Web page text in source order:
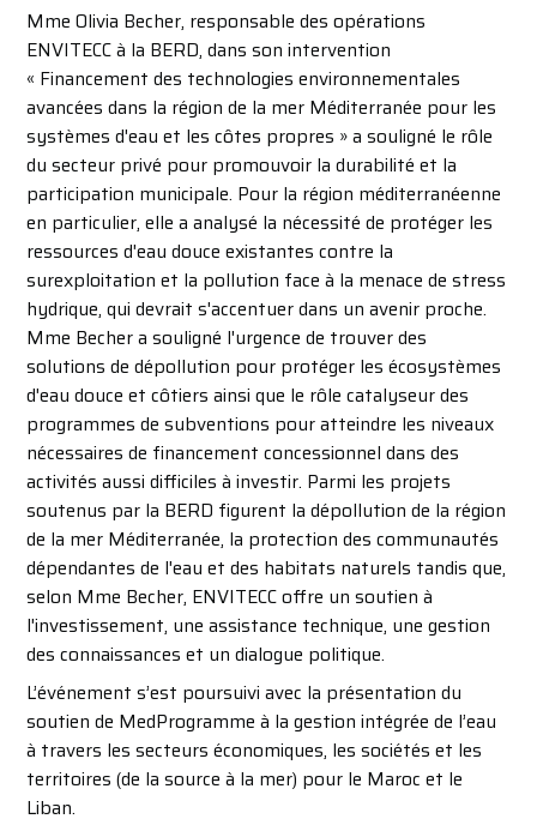
Mme Olivia Becher, responsable des opérations
ENVITECC à la BERD, dans son intervention
« Financement des technologies environnementales
avancées dans la région de la mer Méditerranée pour les
systèmes d'eau et les côtes propres » a souligné le rôle
du secteur privé pour promouvoir la durabilité et la
participation municipale. Pour la région méditerranéenne
en particulier, elle a analysé la nécessité de protéger les
ressources d'eau douce existantes contre la
surexploitation et la pollution face à la menace de stress
hydrique, qui devrait s'accentuer dans un avenir proche.
Mme Becher a souligné l'urgence de trouver des
solutions de dépollution pour protéger les écosystèmes
d'eau douce et côtiers ainsi que le rôle catalyseur des
programmes de subventions pour atteindre les niveaux
nécessaires de financement concessionnel dans des
activités aussi difficiles à investir. Parmi les projets
soutenus par la BERD figurent la dépollution de la région
de la mer Méditerranée, la protection des communautés
dépendantes de l'eau et des habitats naturels tandis que,
selon Mme Becher, ENVITECC offre un soutien à
l'investissement, une assistance technique, une gestion
des connaissances et un dialogue politique.
L’événement s’est poursuivi avec la présentation du
soutien de MedProgramme à la gestion intégrée de l’eau
à travers les secteurs économiques, les sociétés et les
territoires (de la source à la mer) pour le Maroc et le
Liban.